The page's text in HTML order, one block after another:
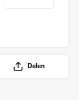
Delen